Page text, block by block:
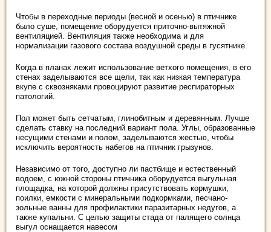
Чтобы в переходные периоды (весной и осенью) в птичнике
было суше, помещение оборудуется приточно-вытяжной
вентиляцией. Вентиляция также необходима и для
нормализации газового состава воздушной среды в гусятнике.
Когда в планах лежит использование ветхого помещения, в его
стенах заделываются все щели, так как низкая температура
вкупе с сквозняками провоцируют развитие респираторных
патологий.
Пол может быть сетчатым, глинобитным и деревянным. Лучше
сделать ставку на последний вариант пола. Углы, образованные
несущими стенами и полом, заделываются жестью, чтобы
исключить вероятность набегов на птичник грызунов.
Независимо от того, доступно ли пастбище и естественный
водоем, с южной стороны птичника оборудуется выгульная
площадка, на которой должны присутствовать кормушки,
поилки, емкости с минеральными подкормками, песчано-
зольные ванны для профилактики паразитарных недугов, а
также купальни. С целью защиты стада от палящего солнца
выгул оснащается навесом